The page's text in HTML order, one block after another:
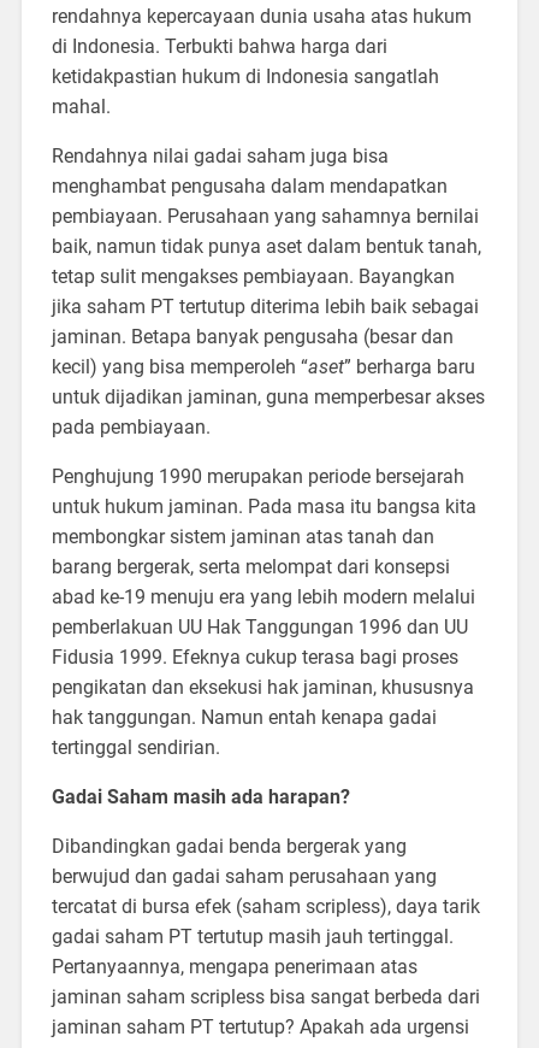
rendahnya kepercayaan dunia usaha atas hukum
di Indonesia. Terbukti bahwa harga dari
ketidakpastian hukum di Indonesia sangatlah
mahal.
Rendahnya nilai gadai saham juga bisa
menghambat pengusaha dalam mendapatkan
pembiayaan. Perusahaan yang sahamnya bernilai
baik, namun tidak punya aset dalam bentuk tanah,
tetap sulit mengakses pembiayaan. Bayangkan
jika saham PT tertutup diterima lebih baik sebagai
jaminan. Betapa banyak pengusaha (besar dan
kecil) yang bisa memperoleh “aset” berharga baru
untuk dijadikan jaminan, guna memperbesar akses
pada pembiayaan.
Penghujung 1990 merupakan periode bersejarah
untuk hukum jaminan. Pada masa itu bangsa kita
membongkar sistem jaminan atas tanah dan
barang bergerak, serta melompat dari konsepsi
abad ke-19 menuju era yang lebih modern melalui
pemberlakuan UU Hak Tanggungan 1996 dan UU
Fidusia 1999. Efeknya cukup terasa bagi proses
pengikatan dan eksekusi hak jaminan, khususnya
hak tanggungan. Namun entah kenapa gadai
tertinggal sendirian.
Gadai Saham masih ada harapan?
Dibandingkan gadai benda bergerak yang
berwujud dan gadai saham perusahaan yang
tercatat di bursa efek (saham scripless), daya tarik
gadai saham PT tertutup masih jauh tertinggal.
Pertanyaannya, mengapa penerimaan atas
jaminan saham scripless bisa sangat berbeda dari
jaminan saham PT tertutup? Apakah ada urgensi